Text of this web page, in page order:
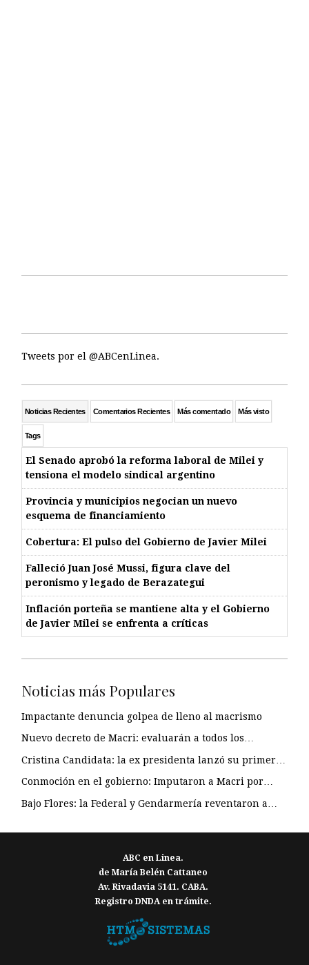
Tweets por el @ABCenLinea.
Noticias Recientes Comentarios Recientes Más comentado Más visto
Tags
El Senado aprobó la reforma laboral de Milei y
tensiona el modelo sindical argentino
Provincia y municipios negocian un nuevo
esquema de financiamiento
Cobertura: El pulso del Gobierno de Javier Milei
Falleció Juan José Mussi, figura clave del
peronismo y legado de Berazategui
Inflación porteña se mantiene alta y el Gobierno
de Javier Milei se enfrenta a críticas
Noticias más Populares
Impactante denuncia golpea de lleno al macrismo
Nuevo decreto de Macri: evaluarán a todos los…
Cristina Candidata: la ex presidenta lanzó su primer…
Conmoción en el gobierno: Imputaron a Macri por…
Bajo Flores: la Federal y Gendarmería reventaron a…
ABC en Linea.
de María Belén Cattaneo
Av. Rivadavia 5141. CABA.
Registro DNDA en trámite.